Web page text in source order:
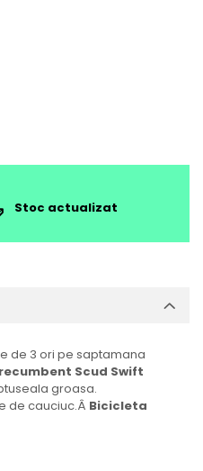
Stoc actualizat
de 3 ori pe saptamana
Scud Swift
groasa.
de cauciuc.Â Bicicleta